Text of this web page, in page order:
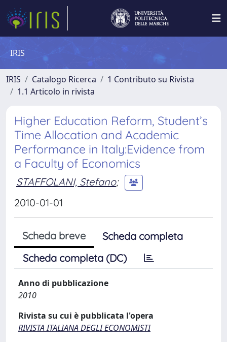
IRIS
IRIS Catalogo Ricerca
1 Contributo su Rivista
1.1 Articolo in rivista
Higher Education Reform, Student’s
Time Allocation and Academic
Performance in Italy:Evidence from
a Faculty of Economics
STAFFOLANI, Stefano;
2010-01-01
Scheda breve
Scheda completa
Scheda completa (DC)
Anno di pubblicazione
2010
Rivista su cui è pubblicata l'opera
RIVISTA ITALIANA DEGLI ECONOMISTI